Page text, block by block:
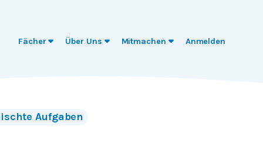
Fächer Über Uns Mitmachen Anmelden
Aufgaben